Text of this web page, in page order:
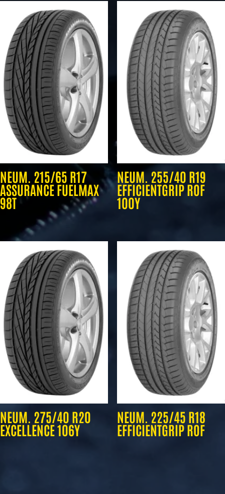
NEUM. 215/65 R17
ASSURANCE FUELMAX
98T
NEUM. 255/40 R19
EFFICIENTGRIP ROF
100Y
NEUM. 275/40 R20
EXCELLENCE 106Y
NEUM. 225/45 R18
EFFICIENTGRIP ROF